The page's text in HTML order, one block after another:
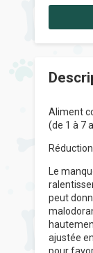
Aliment
(de 1 à 7
Le
peut
ajustée